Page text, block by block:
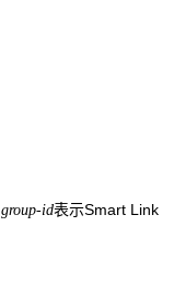
group-id表示Smart Link